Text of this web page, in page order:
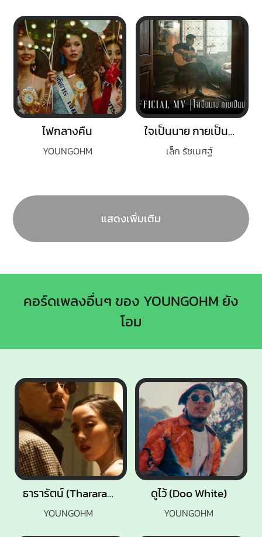
ไฟกลางคืน
YOUNGOHM
ใจเป็นนาย กายเป็นบ่าว
เล็ก รัชเมศฐ์
แสดงเพิ่มเติม
คอร์ดเพลงอื่นๆ ของ YOUNGOHM ยัง
โอม
ธารารัตน์ (Thararat)
YOUNGOHM
ดูไว้ (Doo White)
YOUNGOHM